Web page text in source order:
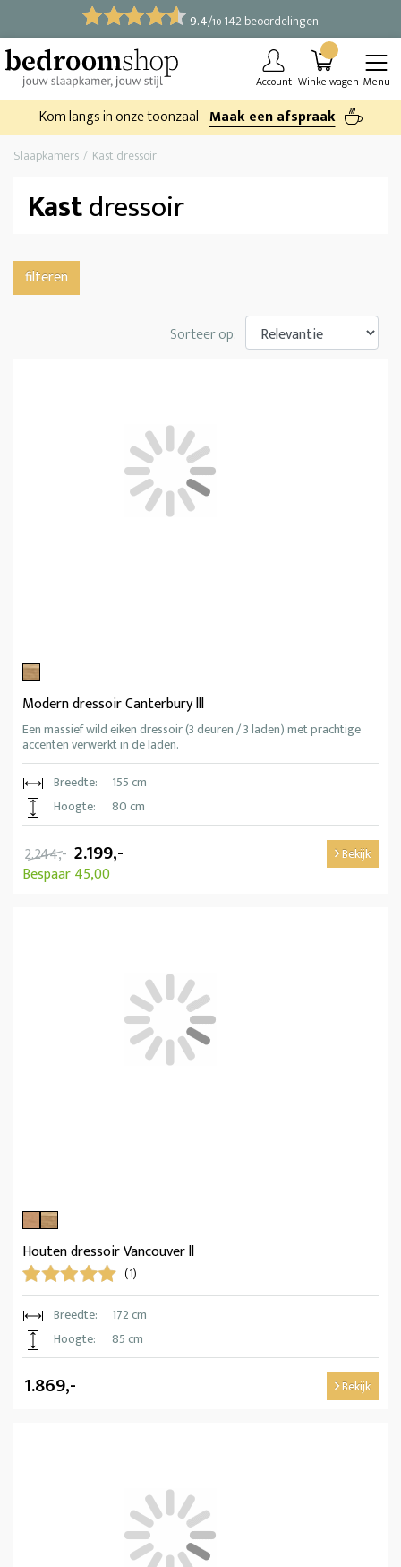
9.4/10 142 beoordelingen
Account Winkelwagen Menu
Kom langs in onze toonzaal -Maak een afspraak
Slaapkamers Kast dressoir
Kastdressoir
filteren
Sorteer op:
Modern dressoir Canterbury lll
Een massief wild eiken dressoir (3 deuren / 3 laden) met prachtige
accenten verwerkt in de laden.
Breedte:
155 cm
Hoogte:
80 cm
2.244,- 2.199,-
Bespaar 45,00
Bekijk
Houten dressoir Vancouver ll
(1)
Breedte:
172 cm
Hoogte:
85 cm
1.869,- Bekijk